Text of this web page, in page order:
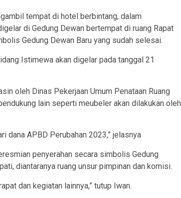
tempat di hotel berbintang, dalam
di Gedung Dewan bertempat di ruang Rapat
Gedung Dewan Baru yang sudah selesai.
Istimewa akan digelar pada tanggal 21
oleh Dinas Pekerjaan Umum Penataan Ruang
lain seperti meubeler akan dilakukan oleh
dana APBD Perubahan 2023,” jelasnya
penyerahan secara simbolis Gedung
diantaranya ruang unsur pimpinan dan komisi.
dan kegiatan lainnya,” tutup Iwan.